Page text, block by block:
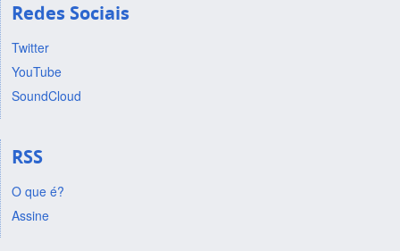
Redes Sociais
Twitter
YouTube
SoundCloud
RSS
O que é?
Assine